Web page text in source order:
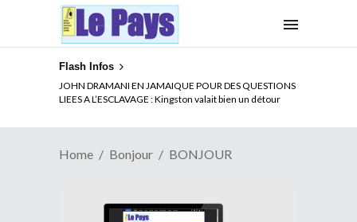
Flash Infos
JOHN DRAMANI EN JAMAIQUE POUR DES QUESTIONS
LIEES A L’ESCLAVAGE : Kingston valait bien un détour
Home Bonjour BONJOUR